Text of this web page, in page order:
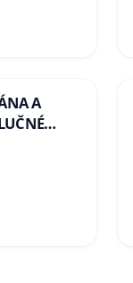
A
LEN
NA